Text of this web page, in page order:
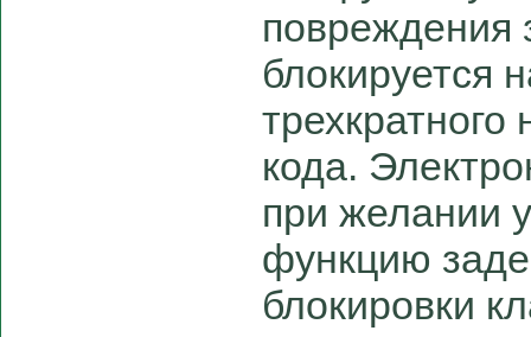
повреждения
блокируется
трехкратного
кода.
при желании
функцию
блокировки